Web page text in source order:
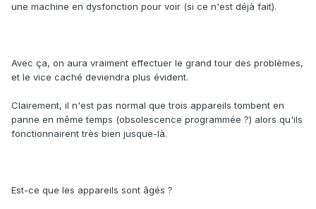
une machine en dysfonction pour voir (si ce n'est déjà fait).
Avec ça, on aura vraiment effectuer le grand tour des problèmes,
et le vice caché deviendra plus évident.
Clairement, il n'est pas normal que trois appareils tombent en
panne en même temps (obsolescence programmée ?) alors qu'ils
fonctionnairent très bien jusque-là.
Est-ce que les appareils sont âgés ?